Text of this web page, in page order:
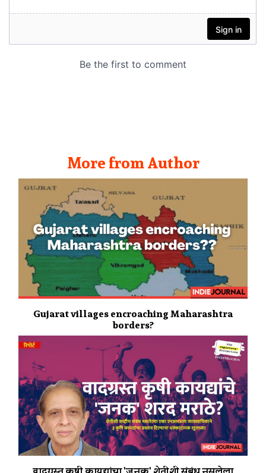
More from Author
Gujarat villages encroaching Maharashtra
borders?